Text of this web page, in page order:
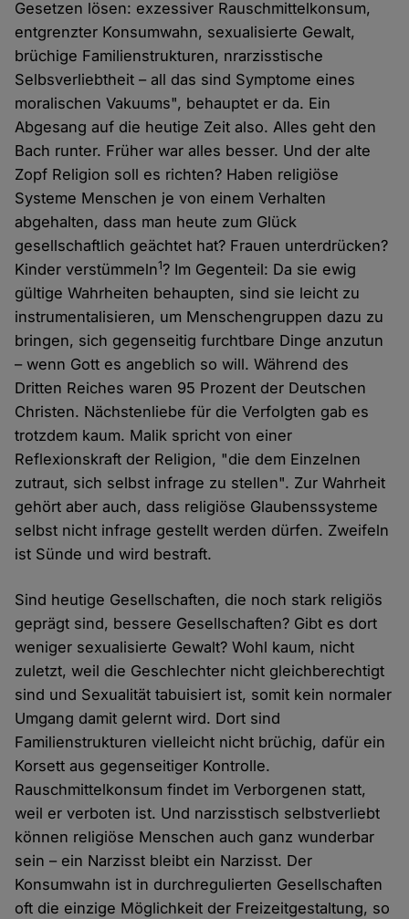
Gesetzen lösen: exzessiver Rauschmittelkonsum,
entgrenzter Konsumwahn, sexualisierte Gewalt,
brüchige Familienstrukturen, nrarzisstische
Selbsverliebtheit – all das sind Symptome eines
moralischen Vakuums", behauptet er da. Ein
Abgesang auf die heutige Zeit also. Alles geht den
Bach runter. Früher war alles besser. Und der alte
Zopf Religion soll es richten? Haben religiöse
Systeme Menschen je von einem Verhalten
abgehalten, dass man heute zum Glück
gesellschaftlich geächtet hat? Frauen unterdrücken?
Kinder verstümmeln1? Im Gegenteil: Da sie ewig
gültige Wahrheiten behaupten, sind sie leicht zu
instrumentalisieren, um Menschengruppen dazu zu
bringen, sich gegenseitig furchtbare Dinge anzutun
– wenn Gott es angeblich so will. Während des
Dritten Reiches waren 95 Prozent der Deutschen
Christen. Nächstenliebe für die Verfolgten gab es
trotzdem kaum. Malik spricht von einer
Reflexionskraft der Religion, "die dem Einzelnen
zutraut, sich selbst infrage zu stellen". Zur Wahrheit
gehört aber auch, dass religiöse Glaubenssysteme
selbst nicht infrage gestellt werden dürfen. Zweifeln
ist Sünde und wird bestraft.
Sind heutige Gesellschaften, die noch stark religiös
geprägt sind, bessere Gesellschaften? Gibt es dort
weniger sexualisierte Gewalt? Wohl kaum, nicht
zuletzt, weil die Geschlechter nicht gleichberechtigt
sind und Sexualität tabuisiert ist, somit kein normaler
Umgang damit gelernt wird. Dort sind
Familienstrukturen vielleicht nicht brüchig, dafür ein
Korsett aus gegenseitiger Kontrolle.
Rauschmittelkonsum findet im Verborgenen statt,
weil er verboten ist. Und narzisstisch selbstverliebt
können religiöse Menschen auch ganz wunderbar
sein – ein Narzisst bleibt ein Narzisst. Der
Konsumwahn ist in durchregulierten Gesellschaften
oft die einzige Möglichkeit der Freizeitgestaltung, so